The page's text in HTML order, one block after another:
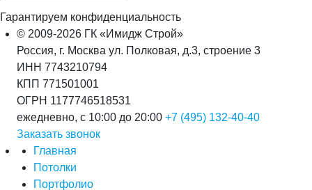
Гарантируем конфиденциальность
© 2009-2026 ГК «Имидж Строй»
Россия, г. Москва ул. Полковая, д.3, строение 3
ИНН 7743210794
КПП 771501001
ОГРН 1177746518531
ежедневно, с 10:00 до 20:00 +7 (495) 132-40-40
Заказать звонок
Главная
Потолки
Портфолио